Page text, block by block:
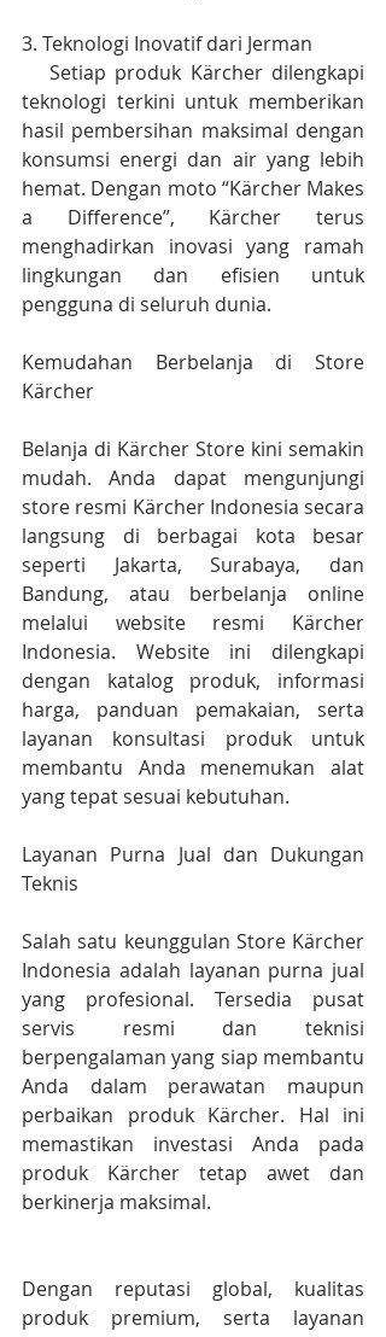
3. Teknologi Inovatif dari Jerman
teknologi terkini untuk memberikan
hasil pembersihan maksimal dengan
konsumsi energi dan air yang lebih
hemat. Dengan moto “Kärcher Makes
a Difference”, Kärcher terus
menghadirkan inovasi yang ramah
lingkungan dan efisien untuk
pengguna di seluruh dunia.
Kemudahan Berbelanja di Store
Kärcher
Belanja di Kärcher Store kini semakin
mudah. Anda dapat mengunjungi
store resmi Kärcher Indonesia secara
langsung di berbagai kota besar
seperti Jakarta, Surabaya, dan
Bandung, atau berbelanja online
melalui website resmi Kärcher
Indonesia. Website ini dilengkapi
dengan katalog produk, informasi
harga, panduan pemakaian, serta
layanan konsultasi produk untuk
membantu Anda menemukan alat
yang tepat sesuai kebutuhan.
Layanan Purna Jual dan Dukungan
Teknis
Salah satu keunggulan Store Kärcher
Indonesia adalah layanan purna jual
yang profesional. Tersedia pusat
servis resmi dan teknisi
berpengalaman yang siap membantu
Anda dalam perawatan maupun
perbaikan produk Kärcher. Hal ini
memastikan investasi Anda pada
produk Kärcher tetap awet dan
berkinerja maksimal.
Dengan reputasi global, kualitas
produk premium, serta layanan